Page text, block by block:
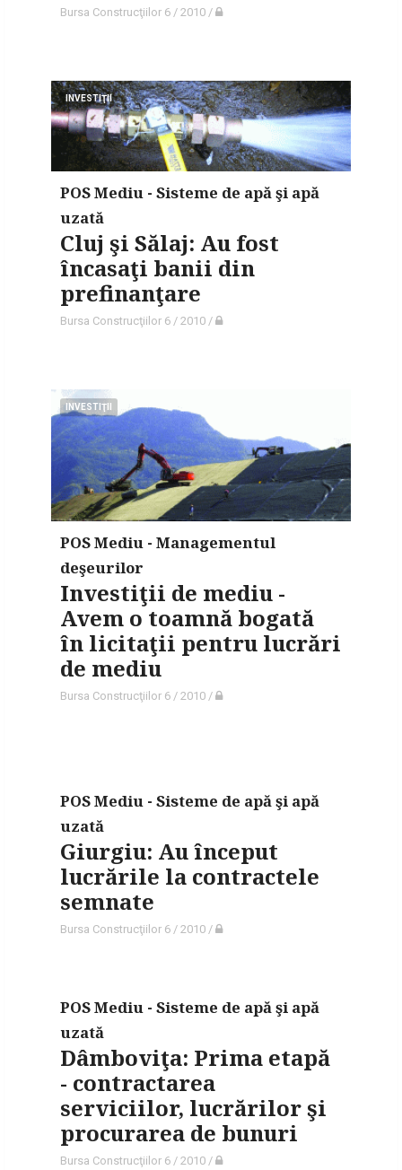
Bursa Construcţiilor 6 / 2010/
INVESTIŢII
POS Mediu - Sisteme de apă şi apă
uzată
Cluj şi Sălaj: Au fost
încasaţi banii din
prefinanţare
Bursa Construcţiilor 6 / 2010/
INVESTIŢII
POS Mediu - Managementul
deşeurilor
Investiţii de mediu -
Avem o toamnă bogată
în licitaţii pentru lucrări
de mediu
Bursa Construcţiilor 6 / 2010/
POS Mediu - Sisteme de apă şi apă
uzată
Giurgiu: Au început
lucrările la contractele
semnate
Bursa Construcţiilor 6 / 2010/
POS Mediu - Sisteme de apă şi apă
uzată
Dâmboviţa: Prima etapă
- contractarea
serviciilor, lucrărilor şi
procurarea de bunuri
Bursa Construcţiilor 6 / 2010/